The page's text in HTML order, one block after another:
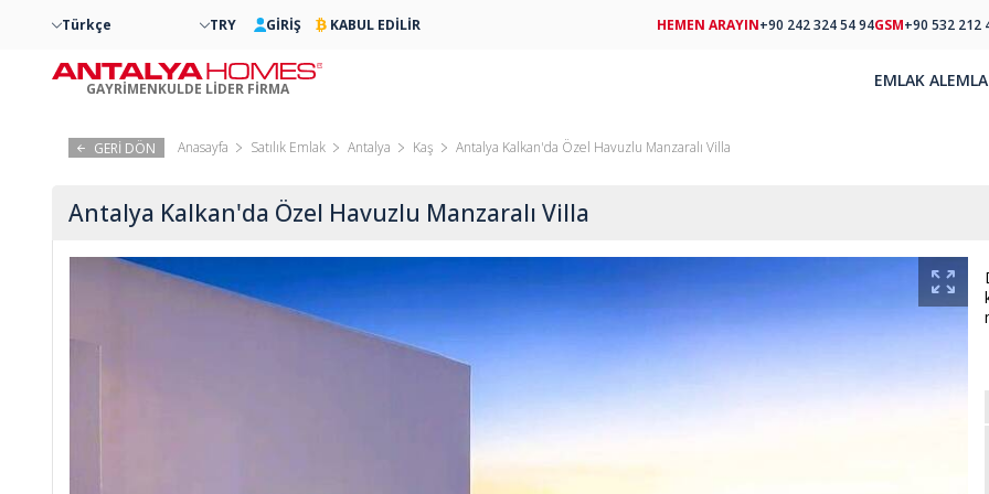
GERİ DÖN Anasayfa Satılık Emlak Antalya Kaş Antalya Kalkan'da Özel Havuzlu Manzaralı Villa
Antalya Kalkan'da Özel Havuzlu Manzaralı Villa
Türkçe TRY GİRİŞ KABUL EDİLİR
GAYRİMENKULDE LİDER FİRMA
HEMEN ARAYIN+90 242 324 54 94GSM+90 532 212
EMLAK AL